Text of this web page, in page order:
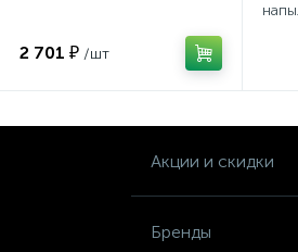
2 701 ₽ /шт
Акции и скидки
Бренды
Цветочницы
Шкафы
Шкафы для бумаг